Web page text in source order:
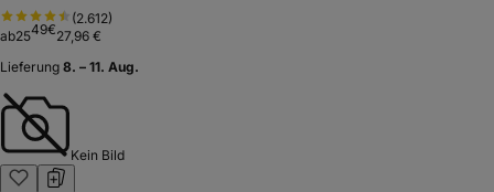
(2.612)
ab2549€27,96 €
Lieferung 8. – 11. Aug.
Kein Bild